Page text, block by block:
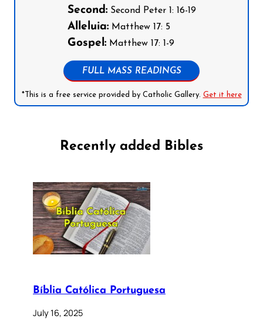
Second:Second Peter 1: 16-19
Alleluia:Matthew 17: 5
Gospel:Matthew 17: 1-9
FULL MASS READINGS
*This is a free service provided by Catholic Gallery. Get it here
Recently added Bibles
Bíblia Católica Portuguesa
July 16, 2025